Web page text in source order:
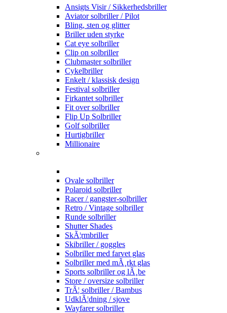
Ansigts Visir / Sikkerhedsbriller
Aviator solbriller / Pilot
Bling, sten og glitter
Briller uden styrke
Cat eye solbriller
Clip on solbriller
Clubmaster solbriller
Cykelbriller
Enkelt / klassisk design
Festival solbriller
Firkantet solbriller
Fit over solbriller
Flip Up Solbriller
Golf solbriller
Hurtigbriller
Millionaire
Ovale solbriller
Polaroid solbriller
Racer / gangster-solbriller
Retro / Vintage solbriller
Runde solbriller
Shutter Shades
SkÃ¦rmbriller
Skibriller / goggles
Solbriller med farvet glas
Solbriller med mÃ¸rkt glas
Sports solbriller og lÃ¸be
Store / oversize solbriller
TrÃ¦ solbriller / Bambus
UdklÃ¦dning / sjove
Wayfarer solbriller